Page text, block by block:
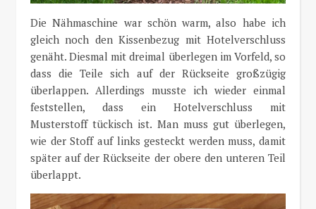
Die Nähmaschine war schön warm, also habe ich
gleich noch den Kissenbezug mit Hotelverschluss
genäht. Diesmal mit dreimal überlegen im Vorfeld, so
dass die Teile sich auf der Rückseite großzügig
überlappen. Allerdings musste ich wieder einmal
feststellen, dass ein Hotelverschluss mit
Musterstoff tückisch ist. Man muss gut überlegen,
wie der Stoff auf links gesteckt werden muss, damit
später auf der Rückseite der obere den unteren Teil
überlappt.